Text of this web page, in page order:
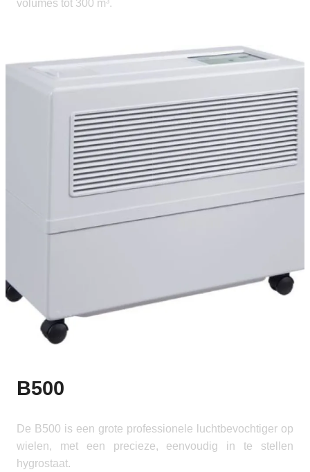
volumes tot 300 m³.
B500
De B500 is een grote professionele luchtbevochtiger op
wielen, met een precieze, eenvoudig in te stellen
hygrostaat.